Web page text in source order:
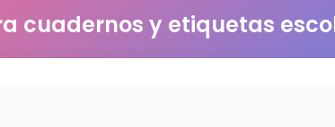
cuadernos y etiquetas